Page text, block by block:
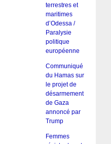
terrestres et
maritimes
d’Odessa /
Paralysie
politique
européenne
Communiqué
du Hamas sur
le projet de
désarmement
de Gaza
annoncé par
Trump
Femmes